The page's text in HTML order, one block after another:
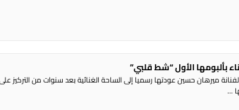
بألبومها الأول “شط قلبي”
ميرهان حسين عودتها رسميا إلى الساحة الغنائية بعد سنوات من التركيز على
...